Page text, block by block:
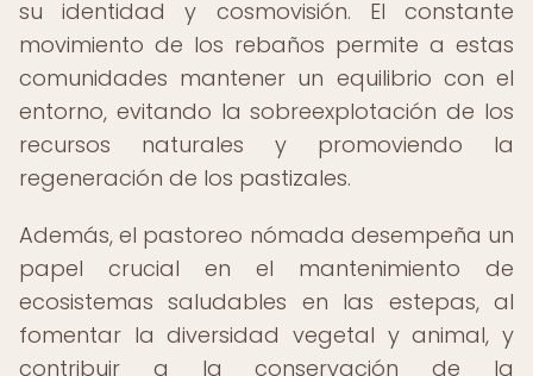
su identidad y cosmovisión. El constante
movimiento de los rebaños permite a estas
comunidades mantener un equilibrio con el
entorno, evitando la sobreexplotación de los
recursos naturales y promoviendo la
regeneración de los pastizales.
Además, el pastoreo nómada desempeña un
papel crucial en el mantenimiento de
ecosistemas saludables en las estepas, al
fomentar la diversidad vegetal y animal, y
contribuir a la conservación de la